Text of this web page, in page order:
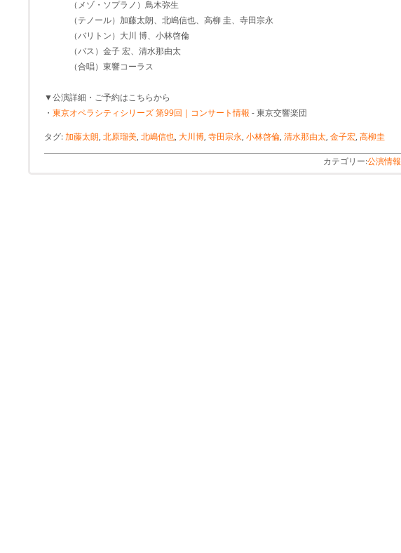
（メゾ・ソプラノ）鳥木弥生
（テノール）加藤太朗、北嶋信也、高柳 圭、寺田宗永
（バリトン）大川 博、小林啓倫
（バス）金子 宏、清水那由太
（合唱）東響コーラス
▼公演詳細・ご予約はこちらから
・ 東京オペラシティシリーズ 第99回｜コンサート情報 - 東京交響楽団
タグ:加藤太朗, 北原瑠美, 北嶋信也, 大川博, 寺田宗永, 小林啓倫, 清水那由太, 金子宏, 高柳圭
カテゴリー:公演情報